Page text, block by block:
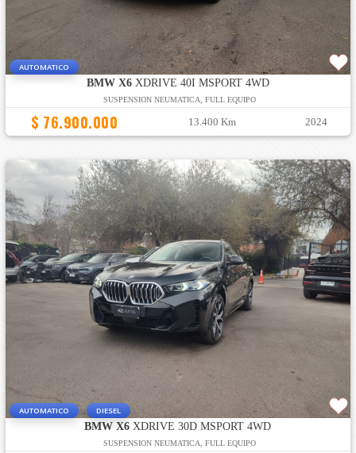
AUTOMATICO
BMW X6XDRIVE 40I MSPORT 4WD
SUSPENSION NEUMATICA, FULL EQUIPO
$ 76.900.000 13.400 Km 2024
AUTOMATICO DIESEL
BMW X6 XDRIVE 30D MSPORT 4WD
SUSPENSION NEUMATICA, FULL EQUIPO